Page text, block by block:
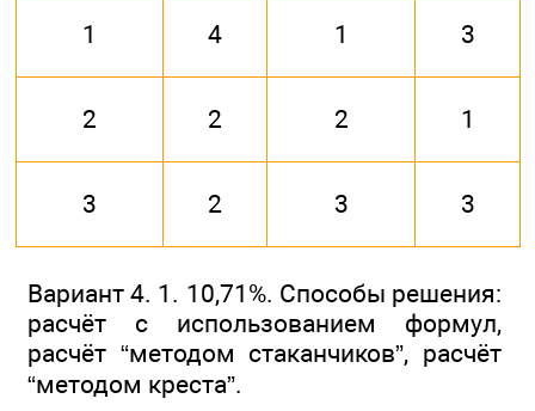
1 4 1 3
2 2 2 1
3 2 3 3
Вариант 4. 1. 10,71%. Способы решения:
расчёт с использованием формул,
расчёт “методом стаканчиков”, расчёт
“методом креста”.